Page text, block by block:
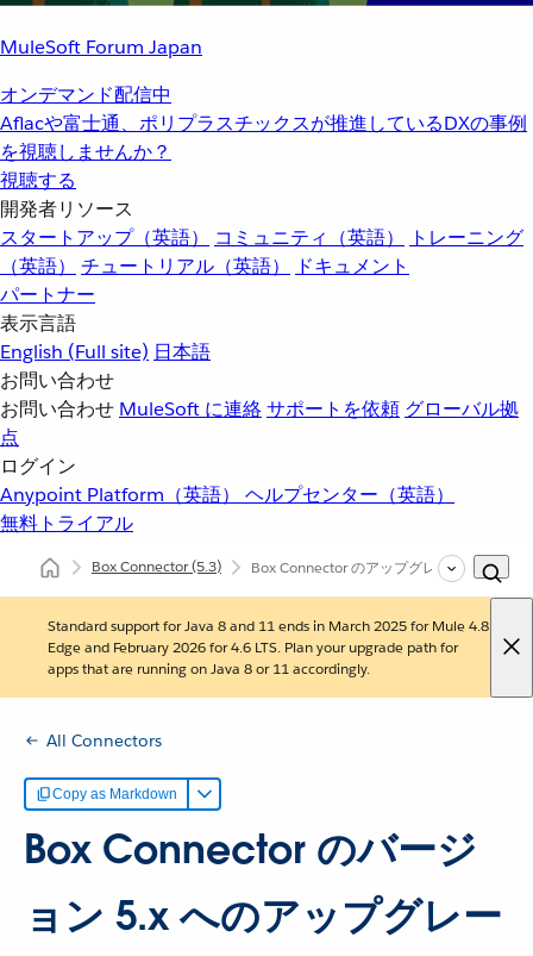
MuleSoft Forum Japan
オンデマンド配信中
Aflacや富士通、ポリプラスチックスが推進しているDXの事例
を視聴しませんか？
視聴する
開発者リソース
スタートアップ（英語）
コミュニティ（英語）
トレーニング
（英語）
チュートリアル（英語）
ドキュメント
パートナー
表示言語
English (Full site) 日本語
お問い合わせ
お問い合わせ MuleSoft に連絡サポートを依頼 グローバル拠
点
ログイン
Anypoint Platform（英語） ヘルプセンター（英語）
無料トライアル
Box Connector(5.3) Box Connector のアップグレードおよび移
Standard support for Java 8 and 11 ends in March 2025 for Mule 4.8
Edge and February 2026 for 4.6 LTS. Plan your upgrade path for
apps that are running on Java 8 or 11 accordingly.
All Connectors
Copy as Markdown
Box Connector のバージ
ョン 5.x へのアップグレー